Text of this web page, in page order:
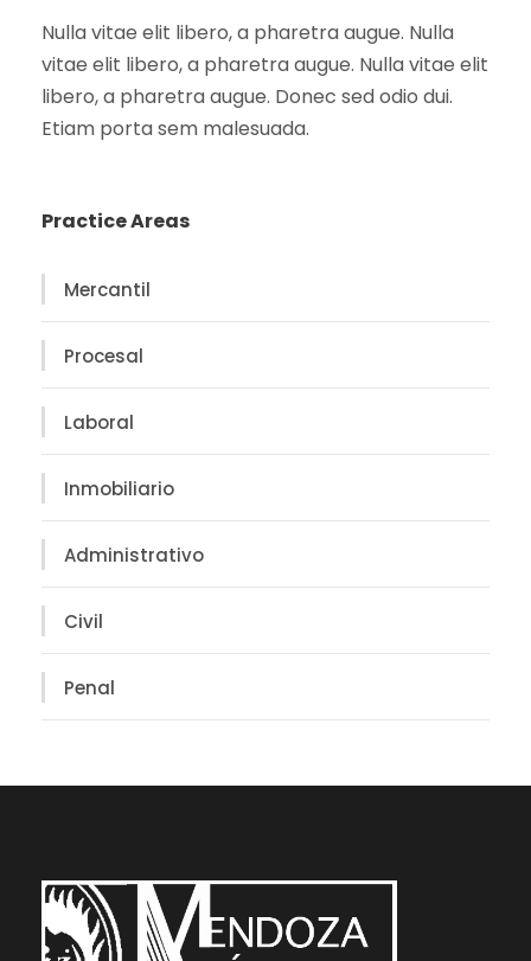
Nulla vitae elit libero, a pharetra augue. Nulla
vitae elit libero, a pharetra augue. Nulla vitae elit
libero, a pharetra augue. Donec sed odio dui.
Etiam porta sem malesuada.
Practice Areas
Mercantil
Procesal
Laboral
Inmobiliario
Administrativo
Civil
Penal